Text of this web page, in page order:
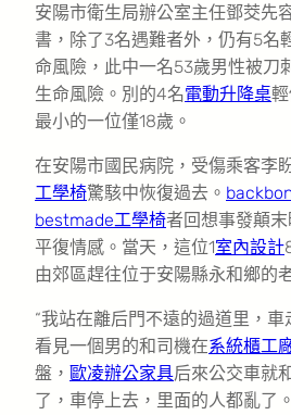
安陽市衛生局辦公室主任鄧茭先
書，除了3名遇難者外，仍有5名
命風險，此中一名53歲男性被刀
生命風險。別的4名電動升降桌
最小的一位僅18歲。
在安陽市國民病院，受傷乘客李
工學椅驚駭中恢復過去。
bestmade工學椅者回想事發顛
平復情感。當天，這位1室內設計
由郊區趕往位于安陽縣永和鄉的
“我站在離后門不遠的過道里，車
看見一個男的和司機在系統櫃工
盤， 歐凌辦公家具后來公交車就
了，車停上去，里面的人都亂了